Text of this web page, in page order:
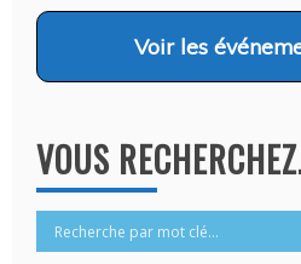
Voir les
VOUS